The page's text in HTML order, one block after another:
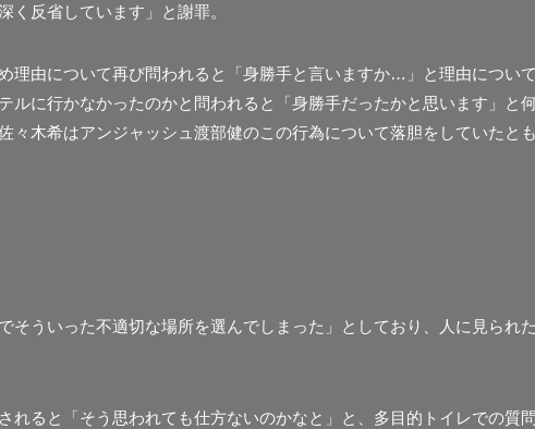
く反省しています」と謝罪。
理由について再び問われると「身勝手と言いますか…」と理由について
ルに行かなかったのかと問われると「身勝手だったかと思います」と
々木希はアンジャッシュ渡部健のこの行為について落胆をしていたとも
そういった不適切な場所を選んでしまった」としており、人に見られた
れると「そう思われても仕方ないのかなと」と、多目的トイレでの質問